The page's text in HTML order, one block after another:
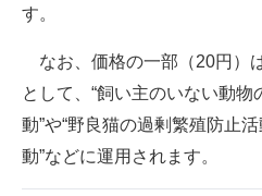
す。
なお、価格の一部（20円）
として、“飼い主のいない動
動”や“野良猫の過剰繁殖防止
動”などに運用されます。